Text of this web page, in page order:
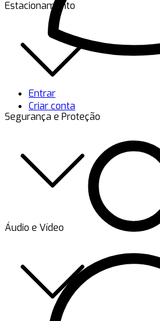
Estacionamento
Segurança e Proteção
Áudio e Vídeo
Entrar
Criar conta